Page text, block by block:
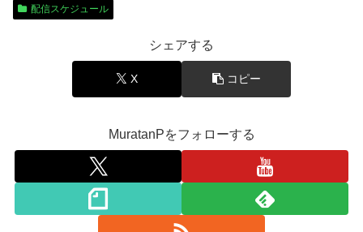
配信スケジュール
シェアする
X コピー
MuratanPをフォローする